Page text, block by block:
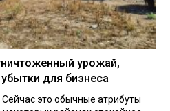
урожай,
для бизнеса
это обычные атрибуты